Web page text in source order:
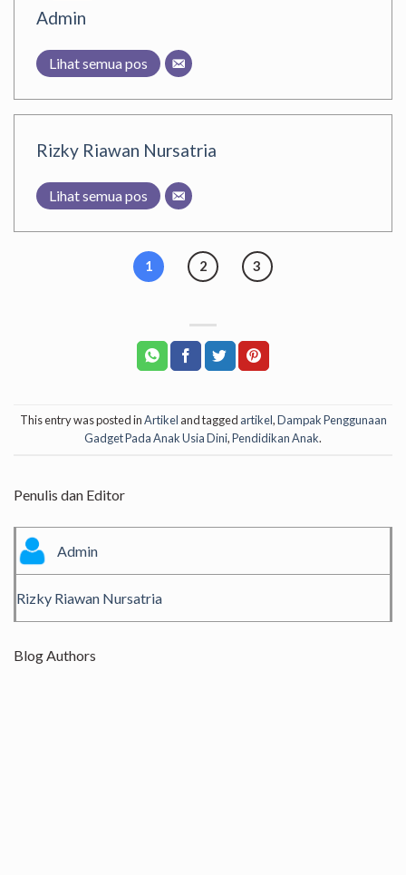
Admin
Lihat semua pos
Rizky Riawan Nursatria
Lihat semua pos
1 2 3
This entry was posted inArtikel and tagged artikel,Dampak Penggunaan
Gadget Pada Anak Usia Dini,Pendidikan Anak.
Penulis dan Editor
Admin
Rizky Riawan Nursatria
Blog Authors